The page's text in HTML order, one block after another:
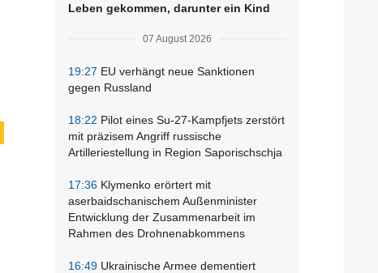
Leben gekommen, darunter ein Kind
07 August 2026
19:27 EU verhängt neue Sanktionen
gegen Russland
18:22 Pilot eines Su-27-Kampfjets zerstört
mit präzisem Angriff russische
Artilleriestellung in Region Saporischschja
17:36 Klymenko erörtert mit
aserbaidschanischem Außenminister
Entwicklung der Zusammenarbeit im
Rahmen des Drohnenabkommens
16:49 Ukrainische Armee dementiert